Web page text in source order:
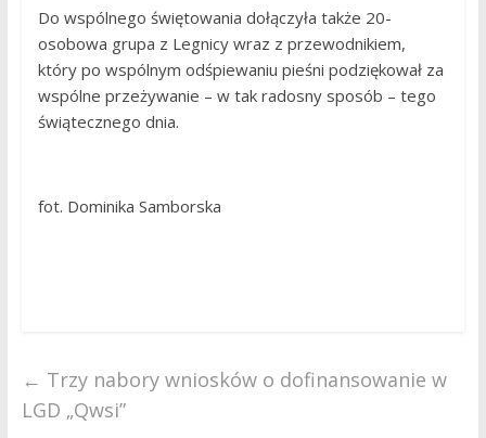
Do wspólnego świętowania dołączyła także 20-
osobowa grupa z Legnicy wraz z przewodnikiem,
który po wspólnym odśpiewaniu pieśni podziękował za
wspólne przeżywanie – w tak radosny sposób – tego
świątecznego dnia.
fot. Dominika Samborska
← Trzy nabory wniosków o dofinansowanie w
LGD „Qwsi”